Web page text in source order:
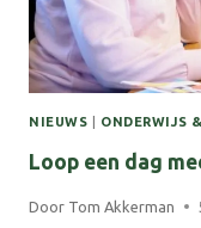
NIEUWS ONDERWIJS
Loop een dag
Door Tom Akkerman